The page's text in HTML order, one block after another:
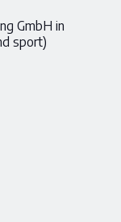
GmbH in
sport)